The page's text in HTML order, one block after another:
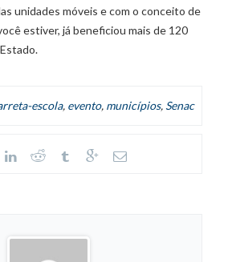
unidades móveis e com o conceito de
estiver, já beneficiou mais de 120
escola, evento, municípios, Senac